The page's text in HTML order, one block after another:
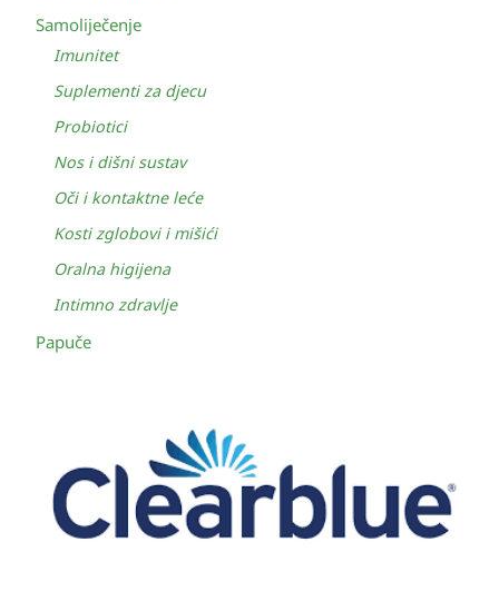
Samoliječenje
Imunitet
Suplementi za djecu
Probiotici
Nos i dišni sustav
Oči i kontaktne leće
Kosti zglobovi i mišići
Oralna higijena
Intimno zdravlje
Papuče